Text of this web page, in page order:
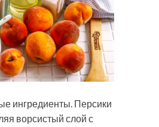
ингредиенты. Персики
ворсистый слой с